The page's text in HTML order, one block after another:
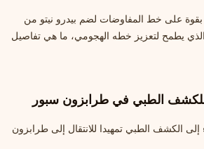
مانشستر سيتي يenter بقوة على خط المفاوضات لضم بيدرو نيتو من
يطمح لتعزيز خطه الهجومي، ما هي تفاصيل
الطبي في طرابزون سبور
الكشف الطبي تمهيدا للانتقال إلى طرابزون